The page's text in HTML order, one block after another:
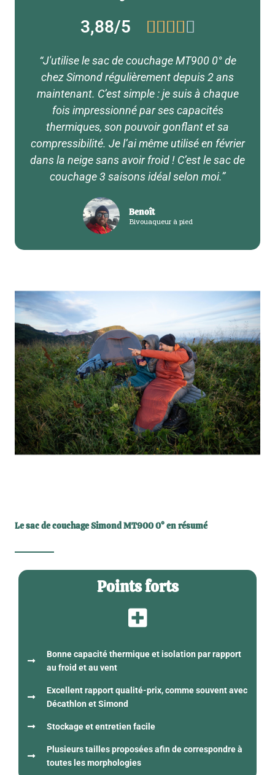
3,88/5 
5
“J'utilise le sac de couchage MT900 0° de
chez Simond régulièrement depuis 2 ans
maintenant. C’est simple : je suis à chaque
fois impressionné par ses capacités
thermiques, son pouvoir gonflant et sa
compressibilité. Je l’ai même utilisé en février
dans la neige sans avoir froid ! C’est le sac de
couchage 3 saisons idéal selon moi.”
Benoît
Bivouaqueur à pied
Le sac de couchage Simond MT900 0° en résumé
Points forts
Bonne capacité thermique et isolation par rapport
au froid et au vent
Excellent rapport qualité-prix, comme souvent avec
Décathlon et Simond
Stockage et entretien facile
Plusieurs tailles proposées afin de correspondre à
toutes les morphologies